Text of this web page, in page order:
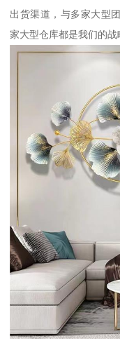
出货渠道，与多家大型
家大型仓库都是我们的战